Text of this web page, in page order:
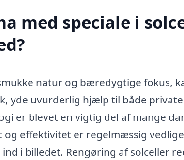
med speciale i
natur og bæredygtige fokus,
yde uvurderlig hjælp til både
er blevet en vigtig del af mange
effektivitet er regelmæssig
i billedet. Rengøring af solceller